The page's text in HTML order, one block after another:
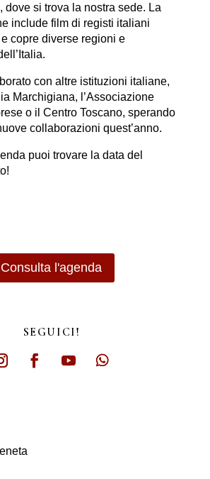
dove si trova la nostra sede. La
include film di registi italiani
copre diverse regioni e
con altre istituzioni italiane,
Marchigiana, l’Associazione
o il Centro Toscano, sperando
collaborazioni quest’anno.
puoi trovare la data del
Consulta l'agenda
SEGUICI!